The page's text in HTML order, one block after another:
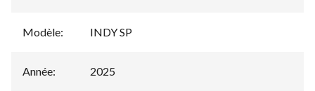
Modèle: INDY SP
Année: 2025